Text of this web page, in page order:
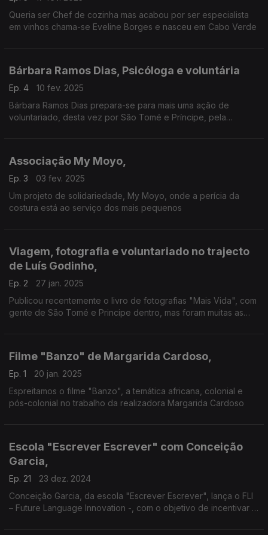
Queria ser Chef de cozinha mas acabou por ser especialista
em vinhos chama-se Eveline Borges e nasceu em Cabo Verde
Bárbara Ramos Dias, Psicóloga e voluntária
Ep. 4
10 fev. 2025
Bárbara Ramos Dias prepara-se para mais uma ação de
voluntariado, desta vez por São Tomé e Príncipe, pela
Associação My Moyo,
Ep. 3
03 fev. 2025
Um projeto de solidariedade, My Moyo, onde a perícia da
costura está ao serviço dos mais pequenos
Viagem, fotografia e voluntariado no trajecto
de Luís Godinho,
Ep. 2
27 jan. 2025
Publicou recentemente o livro de fotografias "Mais Vida", com
gente de São Tomé e Principe dentro, mas foram muitas as
Filme "Banzo" de Margarida Cardoso,
Ep. 1
20 jan. 2025
Espreitamos o filme "Banzo", a temática africana, colonial e
pós-colonial no trabalho da realizadora Margarida Cardoso
Escola "Escrever Escrever" com Conceição
Garcia,
Ep. 21
23 dez. 2024
Conceição Garcia, da escola "Escrever Escrever", lança o FLI
– Future Language Innovation -, com o objetivo de incentivar o